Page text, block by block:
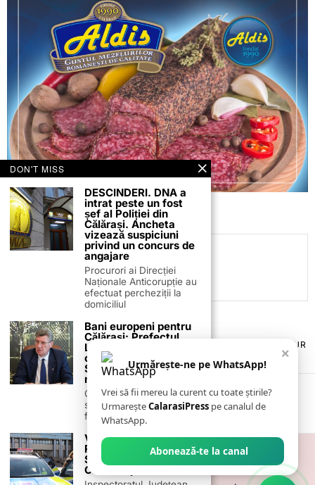
Daniel Mitrea
TERMENI ȘI CONDIȚII
POLITICA DE ANULARE & RETUR
PUBLICITATE ONLINE & TIPĂRITĂ
CONTACT
ZIARUL ANUNȚUL CĂLĂRĂȘEAN
×
Urmărește-ne pe WhatsApp!
Vrei să fii mereu la curent cu toate știrile?
UrmareșteCalarasiPress pe canalul de
WhatsApp.
Abonează-te la canal
DON'T MISS
DESCINDERI. DNA a
intrat peste un fost
șef al Poliției din
Călărași. Ancheta
vizează suspiciuni
privind un concurs de
angajare
Procurori ai Direcției
Naționale Anticorupție au
efectuat percheziții la
domiciliul
Bani europeni pentru
Călărași: Prefectul
Laurențiu State anunță
colaborarea cu ADR
Sud-Muntenia pentru
noi finanțări
Călărașul se pregătește
să intre pe harta
finanțărilor europene, cu
VIDEO. ZIUA POLIŢIEI
ROMÂNE
SĂRBĂTORITĂ LA
CĂLĂRAŞI